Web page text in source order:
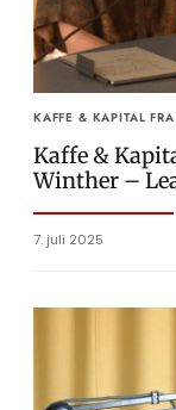
KAFFE & KAPITAL
Kaffe &
Winther –
7. juli 2025